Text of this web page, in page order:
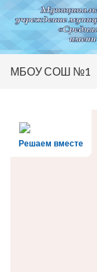
МБОУ СОШ №1
Решаем вместе